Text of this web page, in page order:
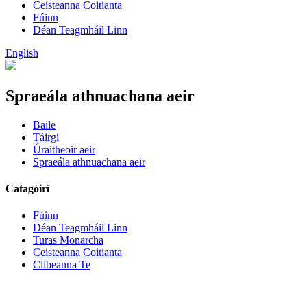
Ceisteanna Coitianta
Fúinn
Déan Teagmháil Linn
English
Spraeála athnuachana aeir
Baile
Táirgí
Úraitheoir aeir
Spraeála athnuachana aeir
Catagóirí
Fúinn
Déan Teagmháil Linn
Turas Monarcha
Ceisteanna Coitianta
Clibeanna Te